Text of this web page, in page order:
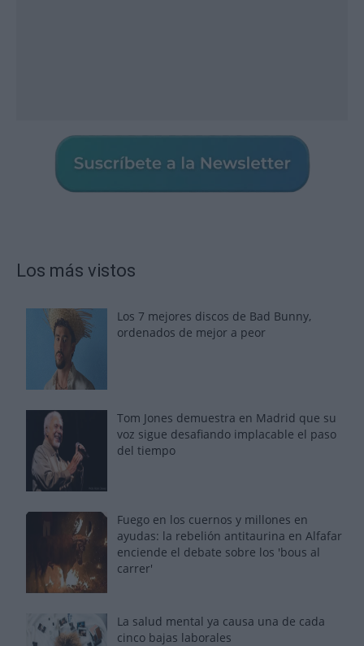
Los más vistos
Los 7 mejores discos de Bad Bunny,
ordenados de mejor a peor
Tom Jones demuestra en Madrid que su
voz sigue desafiando implacable el paso
del tiempo
Fuego en los cuernos y millones en
ayudas: la rebelión antitaurina en Alfafar
enciende el debate sobre los 'bous al
carrer'
La salud mental ya causa una de cada
cinco bajas laborales